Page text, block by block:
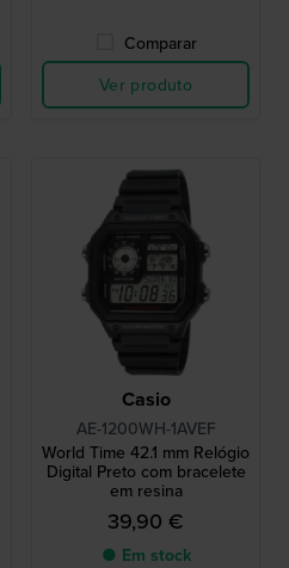
Comparar
Ver produto
Casio
AE-1200WH-1AVEF
World Time 42.1 mm Relógio
Digital Preto com bracelete
em resina
39,90 €
● Em stock